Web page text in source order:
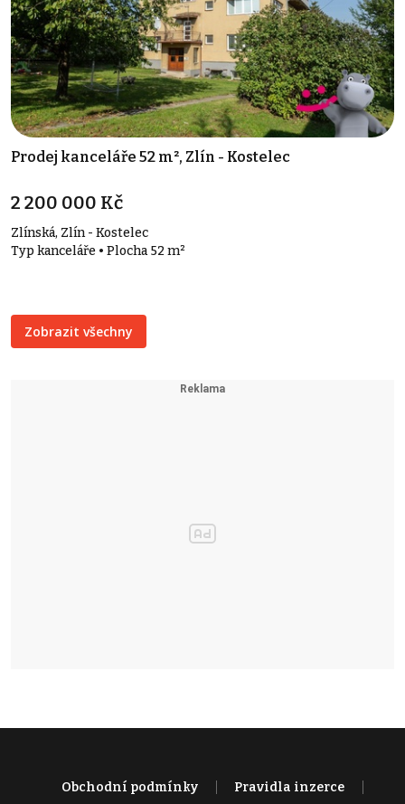
Prodej kanceláře 52 m², Zlín - Kostelec
2 200 000 Kč
Zlínská, Zlín - Kostelec
Typ kanceláře • Plocha 52 m²
Zobrazit všechny
Obchodní podmínky Pravidla inzerce